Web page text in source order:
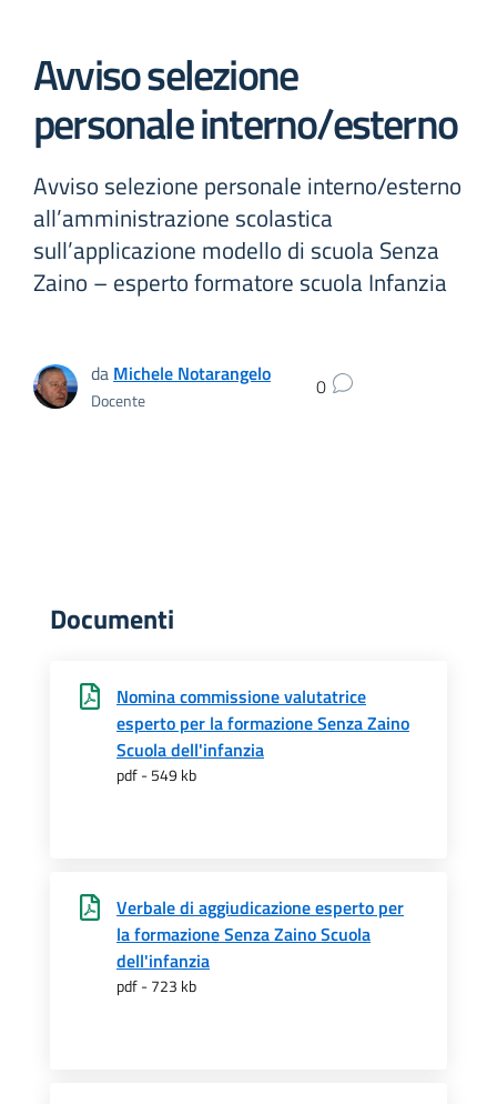
Avviso selezione
personale interno/esterno
Avviso selezione personale interno/esterno
all’amministrazione scolastica
sull’applicazione modello di scuola Senza
Zaino – esperto formatore scuola Infanzia
da Michele Notarangelo
Docente 0
Documenti
Nomina commissione valutatrice
esperto per la formazione Senza Zaino
Scuola dell'infanzia
pdf - 549 kb
Verbale di aggiudicazione esperto per
la formazione Senza Zaino Scuola
dell'infanzia
pdf - 723 kb